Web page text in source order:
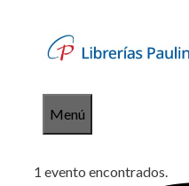
contenido
Menú
1 evento encontrados.